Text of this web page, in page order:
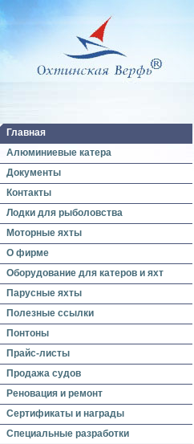
Главная
Алюминиевые катера
Документы
Контакты
Лодки для рыболовства
Моторные яхты
О фирме
Оборудование для катеров и яхт
Парусные яхты
Полезные ссылки
Понтоны
Прайс-листы
Продажа судов
Реновация и ремонт
Сертификаты и награды
Специальные разработки